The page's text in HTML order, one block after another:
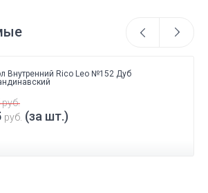
Внутренний Rico Leo №152 Дуб
руб.
руб. (за шт.)